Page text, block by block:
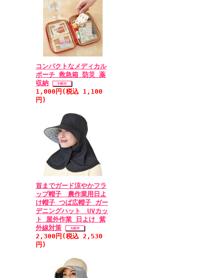
コンパクトなメディカル
ポーチ 救急箱 防災 薬
収納
1,000円(税込 1,100
円)
首までガード涼やかフラ
ップ帽子 農作業用日よ
け帽子 つば広帽子 ガー
デニングハット UVカッ
ト 屋外作業 日よけ 紫
外線対策
2,300円(税込 2,530
円)